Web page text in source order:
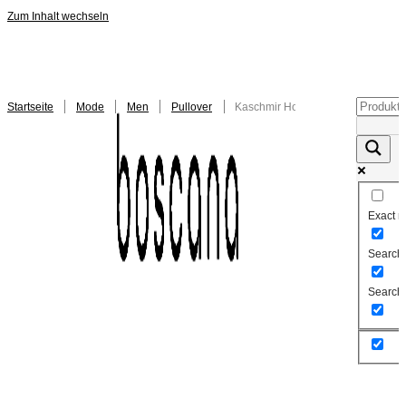
Zum Inhalt wechseln
Exact
Search
Search
Startseite Mode Men Pullover / Kaschmir Hoodie Herren Grau